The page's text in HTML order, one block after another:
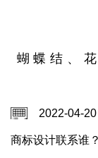
不
么
蝴蝶结、
2022-04-
商标设计联系谁？